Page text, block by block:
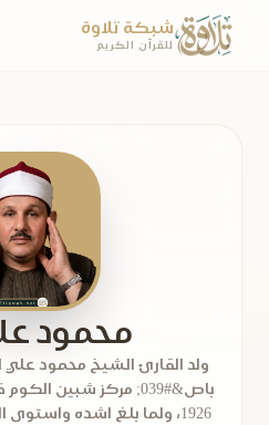
شبكة تلاوة
للقرآن الكريم
محمود
باص&#039; مركز شبين
1926، ولما بلغ اشده